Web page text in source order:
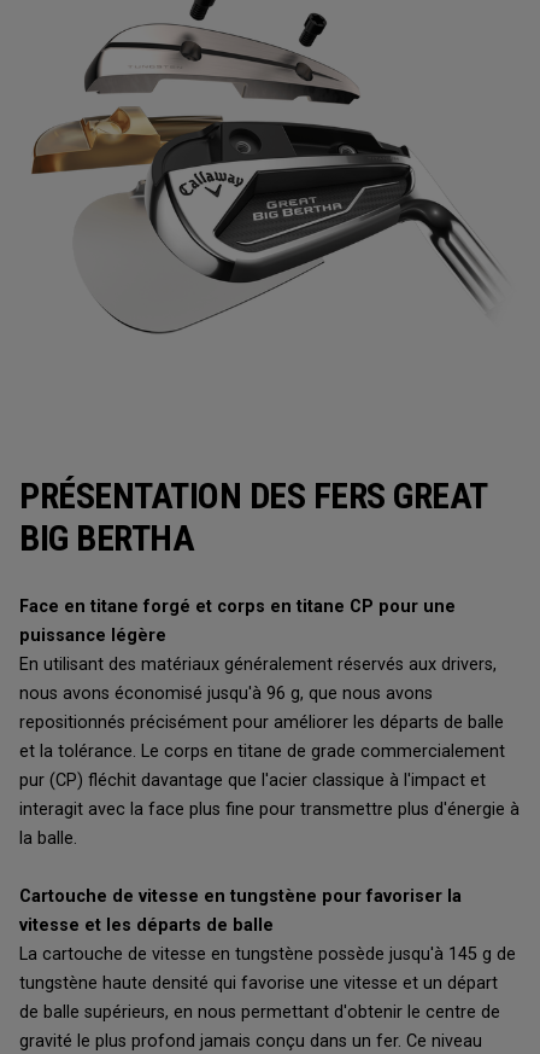
PRÉSENTATION DES FERS GREAT
BIG BERTHA
Face en titane forgé et corps en titane CP pour une
puissance légère
En utilisant des matériaux généralement réservés aux drivers,
nous avons économisé jusqu'à 96 g, que nous avons
repositionnés précisément pour améliorer les départs de balle
et la tolérance. Le corps en titane de grade commercialement
pur (CP) fléchit davantage que l'acier classique à l'impact et
interagit avec la face plus fine pour transmettre plus d'énergie à
la balle.
Cartouche de vitesse en tungstène pour favoriser la
vitesse et les départs de balle
La cartouche de vitesse en tungstène possède jusqu'à 145 g de
tungstène haute densité qui favorise une vitesse et un départ
de balle supérieurs, en nous permettant d'obtenir le centre de
gravité le plus profond jamais conçu dans un fer. Ce niveau